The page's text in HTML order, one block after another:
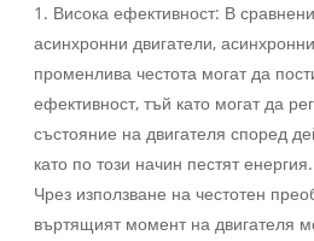
1. Висока ефективност: В
асинхронни двигатели,
променлива честота могат да
ефективност, тъй като могат да
състояние на двигателя според
като по този начин пестят
Чрез използване на честотен
въртящият момент на двигателя